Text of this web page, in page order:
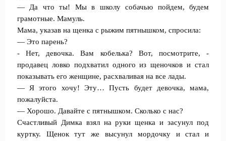
— Да что ты! Мы в школу собачью пойдем, будем
грамотные. Мамуль.
Мама, указав на щенка с рыжим пятнышком, спросила:
— Это парень?
- Нет, девочка. Вам кобелька? Вот, посмотрите, -
продавец ловко подхватил одного из щеночков и стал
показывать его женщине, расхваливая на все лады.
— Я этого хочу! Эту… Пусть будет девочка, мама,
пожалуйста.
— Хорошо. Давайте с пятнышком. Сколько с нас?
Счастливый Димка взял на руки щенка и засунул под
куртку. Щенок тут же высунул мордочку и стал и